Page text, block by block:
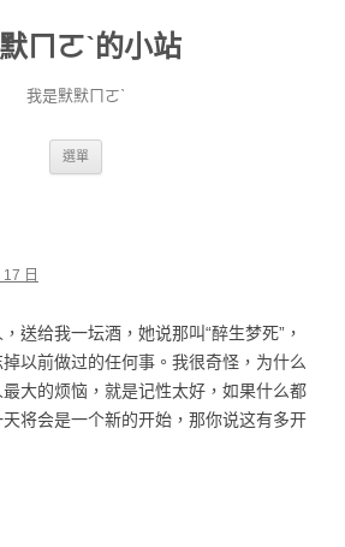
ㄇㄛˋ的小站
我是默默ㄇㄛˋ
選單
日
送给我一坛酒，她说那叫“醉生梦死”，
以前做过的任何事。我很奇怪，为什么
大的烦恼，就是记性太好，如果什么都
将会是一个新的开始，那你说这有多开